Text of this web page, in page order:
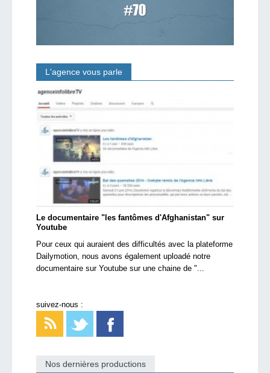
L'agence vous parle
Le documentaire "les fantômes d'Afghanistan" sur
Youtube
Pour ceux qui auraient des difficultés avec la plateforme
Dailymotion, nous avons également uploadé notre
documentaire sur Youtube sur une chaine de "...
suivez-nous :
Nos dernières productions